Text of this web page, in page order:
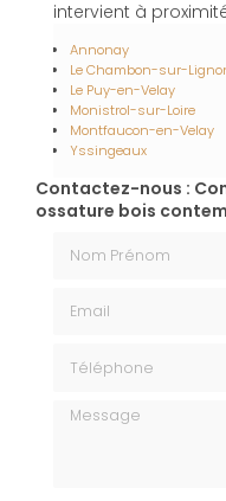
intervient à
Annonay
Le Chambon-sur-
Le Puy-en-Velay
Monistrol-sur-Loire
Montfaucon-en-Velay
Yssingeaux
Contactez-nous :
ossature bois
Message